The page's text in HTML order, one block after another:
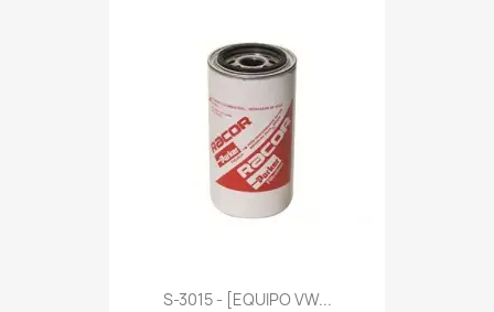
S-3015 - [EQUIPO VW...